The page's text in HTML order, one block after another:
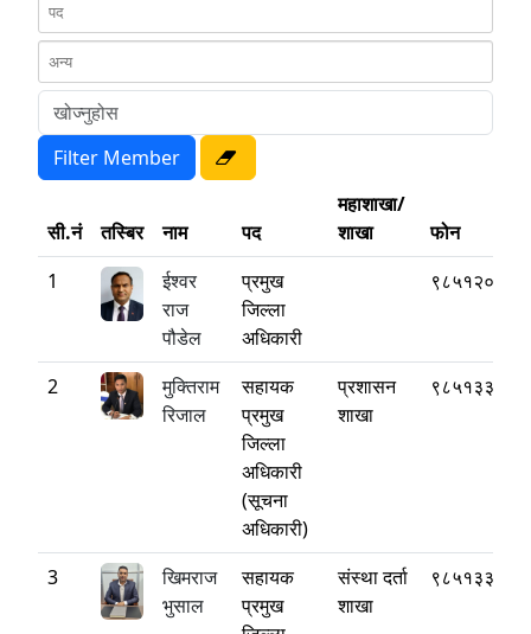
सी.नं तस्बिर नाम पद
महाशाखा/
शाखा
फोन
1
ईश्वर
राज
पौडेल
प्रमुख
जिल्ला
अधिकारी
2
मुक्तिराम
रिजाल
सहायक
प्रमुख
जिल्ला
अधिकारी
(सूचना
अधिकारी)
प्रशासन
शाखा
3
खिमराज
भुसाल
सहायक
प्रमुख
संस्था दर्ता
शाखा